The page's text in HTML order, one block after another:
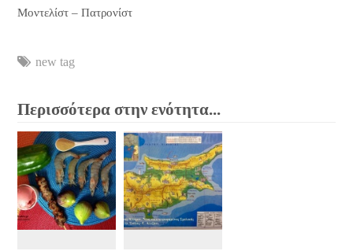
Μοντελίστ – Πατρονίστ
new tag
Περισσότερα στην ενότητα...